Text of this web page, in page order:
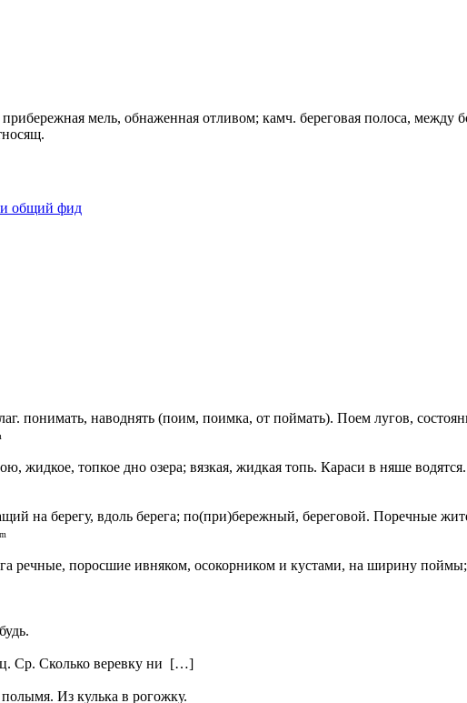
мель, обнаженная отливом; камч. береговая полоса,
и общий фид
понимать, наводнять (поим, поимка, от поймать). Поем лугов,
жидкое, топкое дно озера; вязкая, жидкая топь. Караси в няше
берегу, вдоль берега; по(при)бережный, береговой. Поречные
речные, поросшие ивняком, осокорником и кустами, на ширину поймы;
Ср. Сколько веревку ни […]
Из кулька в рогожку.